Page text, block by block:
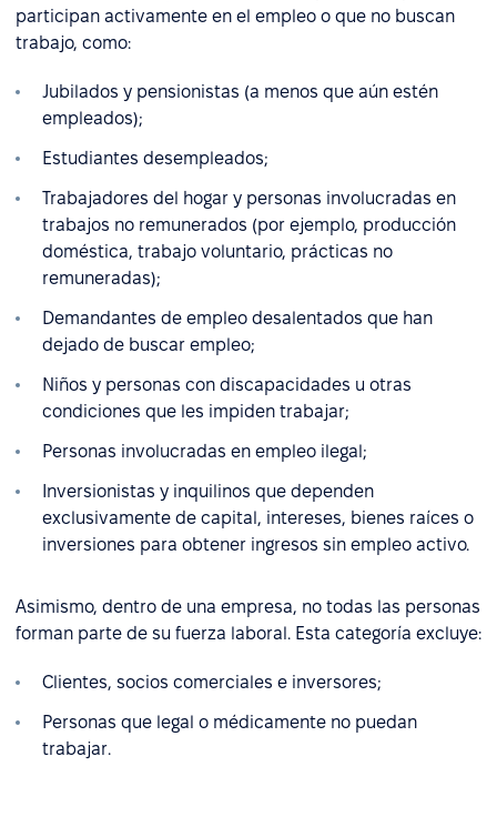
participan activamente en el empleo o que no buscan
trabajo, como:
Jubilados y pensionistas (a menos que aún estén
empleados);
Estudiantes desempleados;
Trabajadores del hogar y personas involucradas en
trabajos no remunerados (por ejemplo, producción
doméstica, trabajo voluntario, prácticas no
remuneradas);
Demandantes de empleo desalentados que han
dejado de buscar empleo;
Niños y personas con discapacidades u otras
condiciones que les impiden trabajar;
Personas involucradas en empleo ilegal;
Inversionistas y inquilinos que dependen
exclusivamente de capital, intereses, bienes raíces o
inversiones para obtener ingresos sin empleo activo.
Asimismo, dentro de una empresa, no todas las personas
forman parte de su fuerza laboral. Esta categoría excluye:
Clientes, socios comerciales e inversores;
Personas que legal o médicamente no puedan
trabajar.